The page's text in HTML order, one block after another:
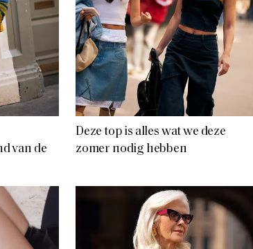
van de
Deze top is alles wat we deze
zomer nodig hebben